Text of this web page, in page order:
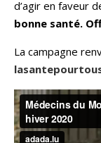
d’agir en faveur
bonne santé.
La campagne